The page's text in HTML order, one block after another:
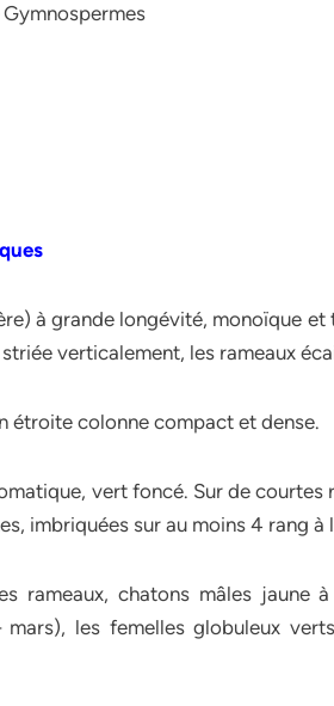
à grande longévité, monoïque et
verticalement, les rameaux
étroite colonne compact et dense.
vert foncé. Sur de
imbriquées sur au moins 4 rang à
rameaux, chatons mâles
les femelles globuleux